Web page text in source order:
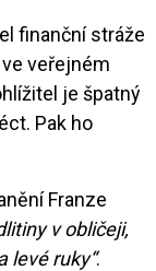
finanční stráže
veřejném
je špatný
Pak ho
Franze
v obličeji,
levé ruky“.